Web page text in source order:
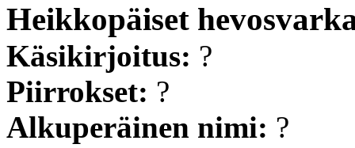
Heikkopäiset
Käsikirjoitus: ?
Piirrokset: ?
Alkuperäinen nimi: ?